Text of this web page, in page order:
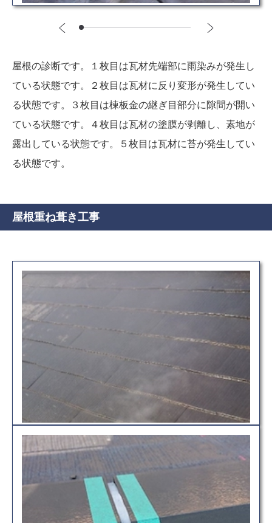
屋根の診断です。１枚目は瓦材先端部に雨染みが発生し
ている状態です。２枚目は瓦材に反り変形が発生してい
る状態です。３枚目は棟板金の継ぎ目部分に隙間が開い
ている状態です。４枚目は瓦材の塗膜が剥離し、素地が
露出している状態です。５枚目は瓦材に苔が発生してい
る状態です。
屋根重ね葺き工事